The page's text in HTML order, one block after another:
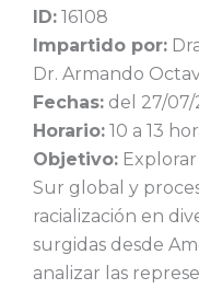
ID: 16108
Impartido por:
Dr. Armando
Fechas: del 27/07/
Horario: 10 a 13
Objetivo:
Sur global y
racialización en
surgidas desde
analizar las